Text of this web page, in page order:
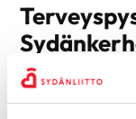
18.2
Kolme